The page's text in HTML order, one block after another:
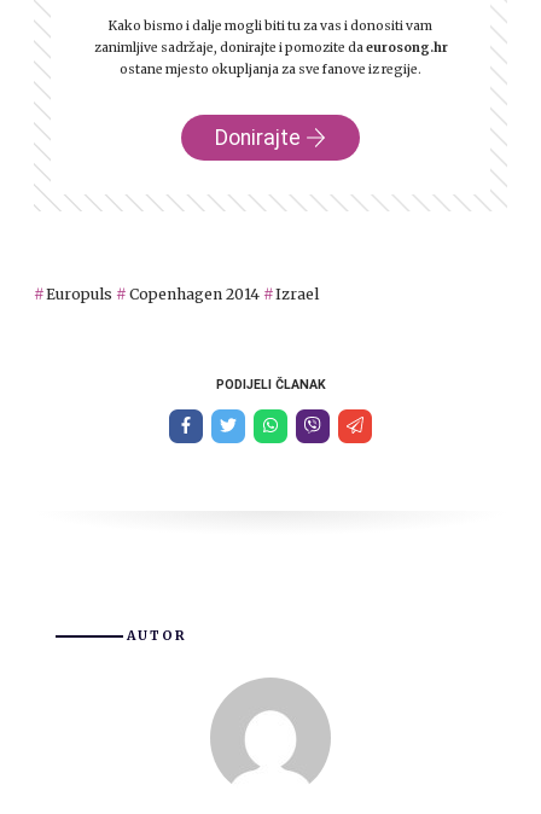
Kako bismo i dalje mogli biti tu za vas i donositi vam
zanimljive sadržaje, donirajte i pomozite daeurosong.hr
ostane mjesto okupljanja za sve fanove iz regije.
Donirajte
Europuls Copenhagen 2014 Izrael
PODIJELI ČLANAK
AUTOR